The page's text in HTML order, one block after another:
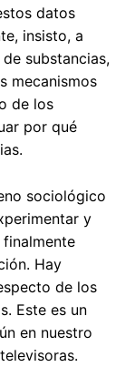
datos
insisto, a
substancias,
mecanismos
de los
por qué
sociológico
y
Hay
de los
Este es un
en nuestro